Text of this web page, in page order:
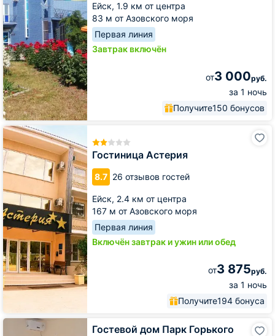
Ейск, 1.9 км от центра
83 м от Азовского моря
Первая линия
Завтрак включён
от3 000руб.
за 1 ночь
Получите150 бонусов
Гостиница Астерия
8.7 26 отзывов гостей
Ейск, 2.4 км от центра
167 м от Азовского моря
Первая линия
Включён завтрак и ужин или обед
от3 875руб.
за 1 ночь
Получите194 бонуса
Гостиница
Астерия
Гостевой дом Парк Горького
Гостевой